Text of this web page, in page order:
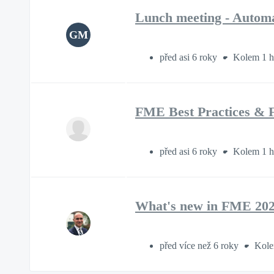
GM
Lunch meeting -
před asi 6 roky Kolem 1
FME Best Practices &
před asi 6 roky Kolem 1
What's new in FME
před více než 6 roky